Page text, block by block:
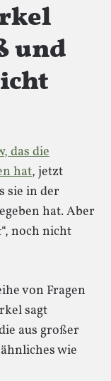
und
das die
hat, jetzt
sie in der
hat. Aber
noch nicht
von Fragen
sagt
aus großer
wie